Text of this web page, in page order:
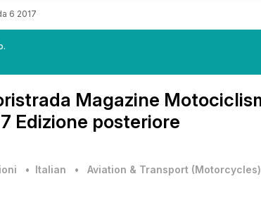
6 2017
Magazine
Edizione posteriore
• Italian • Aviation & Transport (Motorcycles)